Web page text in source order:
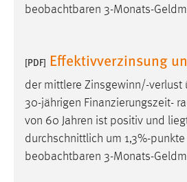
beobachtbaren 3-Monats-
[PDF] Effektivverzinsung
der mittlere Zinsgewinn/-verlust
30-jährigen Finanzierungszeit-
von 60 Jahren ist positiv und
durchschnittlich um 1,3%-
beobachtbaren 3-Monats-
Name: _fbp
Zweck: Conversion-
Cookie Laufzeit: 3 Monate
EXTERNE MEDIEN